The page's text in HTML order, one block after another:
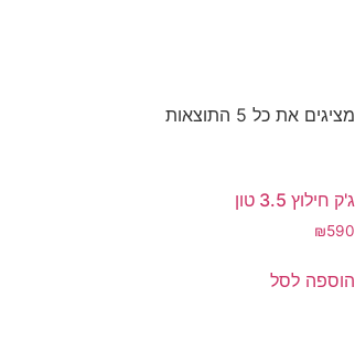
מציגים את כל ⁦5⁩ התוצאות
ג'ק חילוץ 3.5 טון
₪590
הוספה לסל